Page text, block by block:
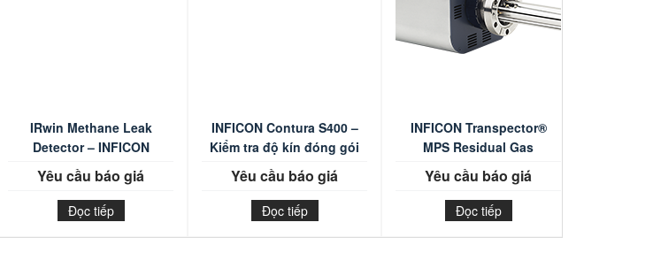
IRwin Methane Leak
Detector – INFICON
Yêu cầu báo giá
Đọc tiếp
INFICON Contura S400 –
Kiểm tra độ kín đóng gói
bao bì
Yêu cầu báo giá
Đọc tiếp
INFICON Transpector®
MPS Residual Gas
Analyzer
Yêu cầu báo giá
Đọc tiếp